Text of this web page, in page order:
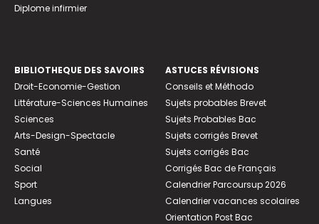
Diplome infirmier
BIBLIOTHEQUE DES SAVOIRS
Droit-Economie-Gestion
Littérature-Sciences Humaines
Sciences
Arts-Design-Spectacle
Santé
Social
Sport
Langues
ASTUCES RÉVISIONS
Conseils et Méthodo
Sujets probables Brevet
Sujets Probables Bac
Sujets corrigés Brevet
Sujets corrigés Bac
Corrigés Bac de Français
Calendrier Parcoursup 2026
Calendrier vacances scolaires
Orientation Post Bac